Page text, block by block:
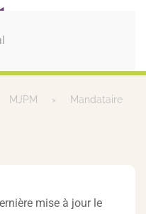
MJPM Mandataire
mise à jour le